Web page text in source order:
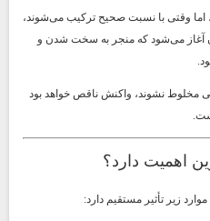
اما وقتی با نسبت صحیح ترکیب می‌شوند،
آغاز می‌شود که منجر به سخت شدن و
مخلوط نشوند، واکنش ناقص خواهد بود
اهمیت دارد؟
زیر تأثیر مستقیم دارد: